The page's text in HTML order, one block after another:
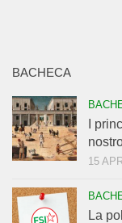
BACHECA
I
15
La